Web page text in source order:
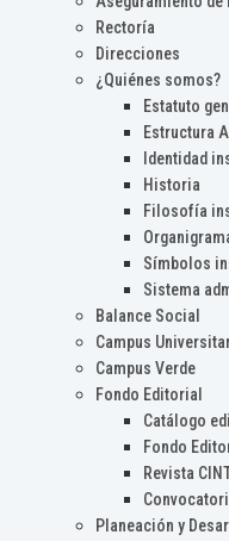
Rectoría
Direcciones
¿Quiénes somos?
Estatuto
Estructura
Identidad
Historia
Filosofía
Símbolos
Sistema
Balance Social
Campus
Campus Verde
Fondo Editorial
Catálogo
Fondo
Revista
Planeación y